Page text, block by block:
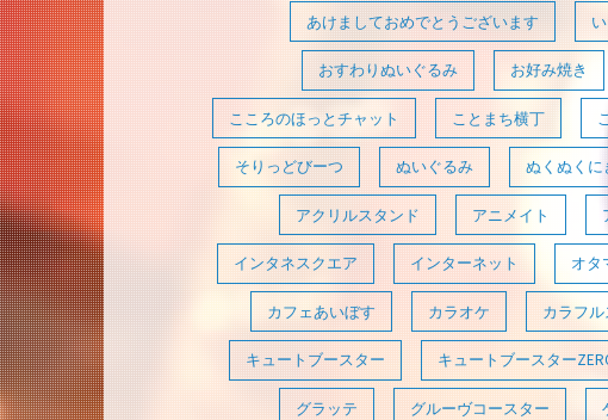
あけましておめでとうございます
おすわりぬいぐるみ お好み焼き
こころのほっとチャット ことまち横丁
そりっどびーつ ぬいぐるみ ぬくぬくに
アクリルスタンド アニメイト
インタネスクエア インターネット オタ
カフェあいぼす カラオケ カラフル
キュートブースター キュートブースター
グラッテ グルーヴコースター